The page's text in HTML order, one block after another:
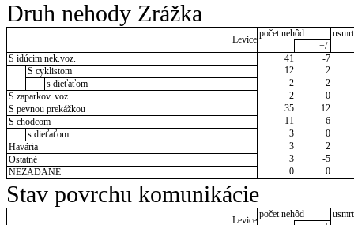
Druh nehody Zrážka
Levice
počet nehôd
+/-
S idúcim nek.voz.
41
-7
S cyklistom
12
2
s dieťaťom
2
2
S zaparkov. voz.
2
0
S pevnou prekážkou
35
12
S chodcom
11
-6
s dieťaťom
3
0
Havária
3
2
Ostatné
3
-5
NEZADANÉ
0 0
Stav povrchu komunikácie
Levice
počet nehôd